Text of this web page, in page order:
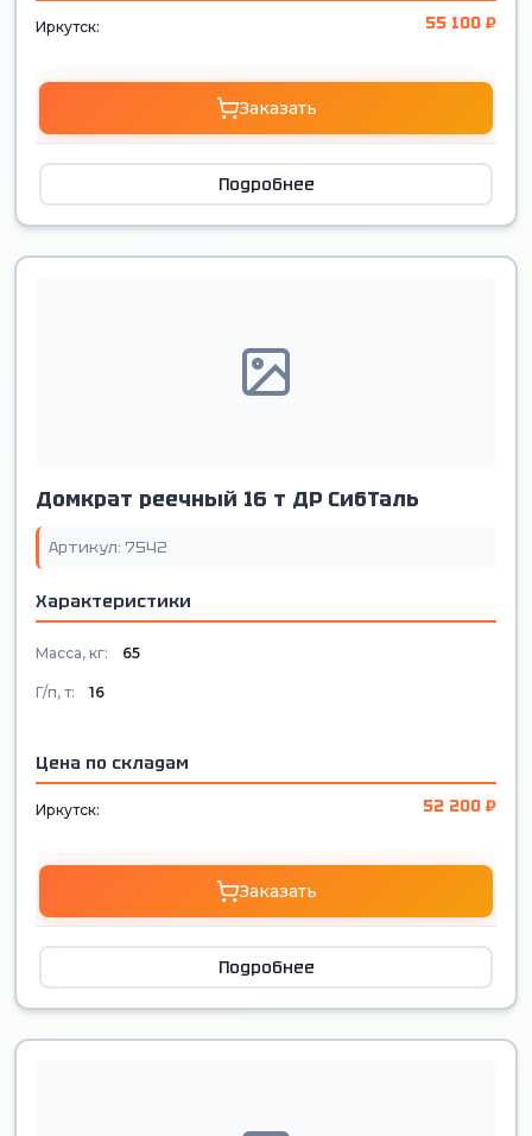
Иркутск: 55 100 ₽
Заказать
Подробнее
Домкрат реечный 16 т ДР СибТаль
Артикул: 7542
Характеристики
Масса, кг: 65
Г/п, т: 16
Цена по складам
Иркутск: 52 200 ₽
Заказать
Подробнее